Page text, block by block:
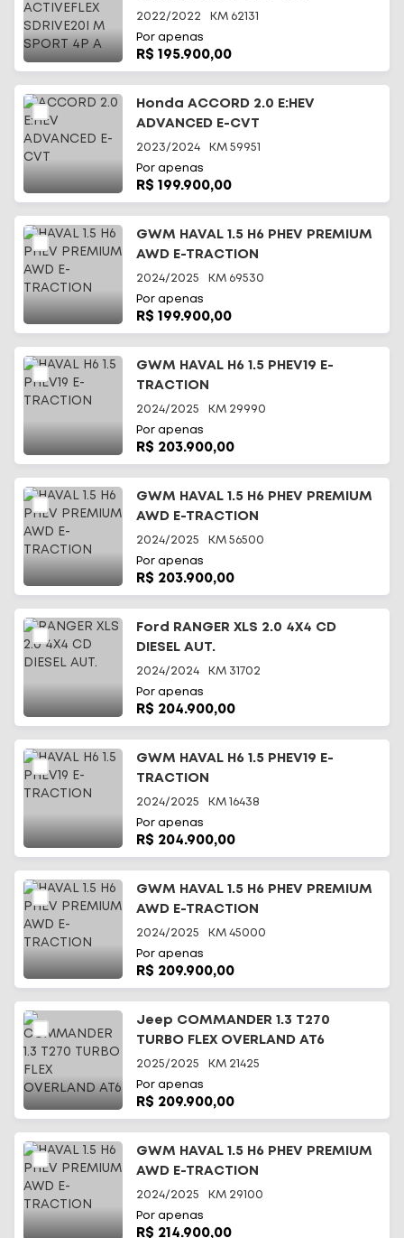
2022/2022 KM 62131
Por apenas
R$ 195.900,00
Honda ACCORD 2.0 E:HEV
ADVANCED E-CVT
2023/2024 KM 59951
Por apenas
R$ 199.900,00
GWM HAVAL 1.5 H6 PHEV PREMIUM
AWD E-TRACTION
2024/2025 KM 69530
Por apenas
R$ 199.900,00
GWM HAVAL H6 1.5 PHEV19 E-
TRACTION
2024/2025 KM 29990
Por apenas
R$ 203.900,00
GWM HAVAL 1.5 H6 PHEV PREMIUM
AWD E-TRACTION
2024/2025 KM 56500
Por apenas
R$ 203.900,00
Ford RANGER XLS 2.0 4X4 CD
DIESEL AUT.
2024/2024 KM 31702
Por apenas
R$ 204.900,00
GWM HAVAL H6 1.5 PHEV19 E-
TRACTION
2024/2025 KM 16438
Por apenas
R$ 204.900,00
GWM HAVAL 1.5 H6 PHEV PREMIUM
AWD E-TRACTION
2024/2025 KM 45000
Por apenas
R$ 209.900,00
Jeep COMMANDER 1.3 T270
TURBO FLEX OVERLAND AT6
2025/2025 KM 21425
Por apenas
R$ 209.900,00
GWM HAVAL 1.5 H6 PHEV PREMIUM
AWD E-TRACTION
2024/2025 KM 29100
Por apenas
R$ 214.900,00